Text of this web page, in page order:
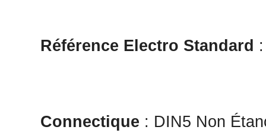
Référence Electro Standard
Connectique : DIN5 Non